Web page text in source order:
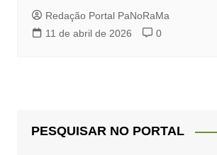
Redação Portal PaNoRaMa
11 de abril de 2026
0
PESQUISAR NO PORTAL